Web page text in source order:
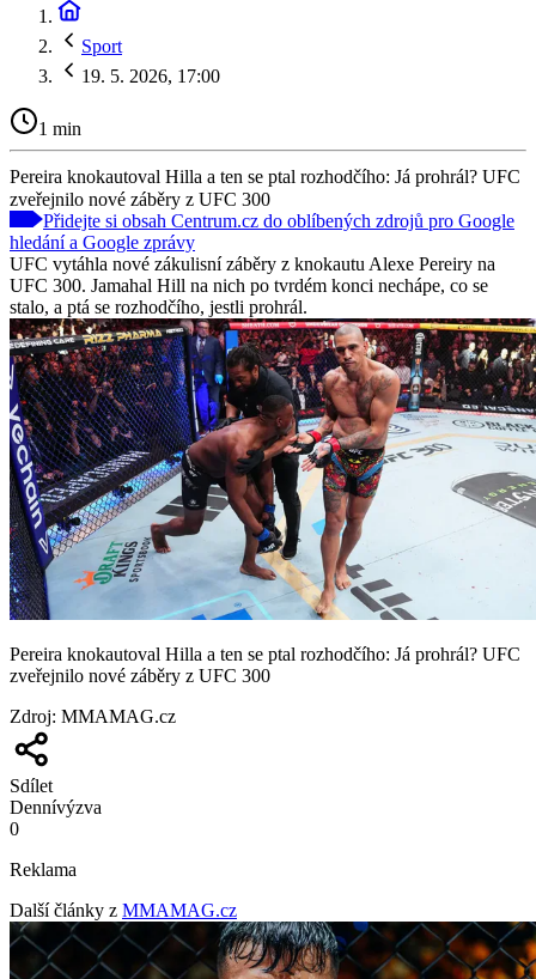
Sport
19. 5. 2026, 17:00
1 min
Pereira knokautoval Hilla a ten se ptal rozhodčího: Já prohrál? UFC
zveřejnilo nové záběry z UFC 300
Přidejte si obsah Centrum.cz do oblíbených zdrojů pro Google
hledání a Google zprávy
UFC vytáhla nové zákulisní záběry z knokautu Alexe Pereiry na
UFC 300. Jamahal Hill na nich po tvrdém konci nechápe, co se
stalo, a ptá se rozhodčího, jestli prohrál.
Pereira knokautoval Hilla a ten se ptal rozhodčího: Já prohrál? UFC
zveřejnilo nové záběry z UFC 300
Zdroj: MMAMAG.cz
Sdílet
Dennívýzva
0
Reklama
Další články z MMAMAG.cz